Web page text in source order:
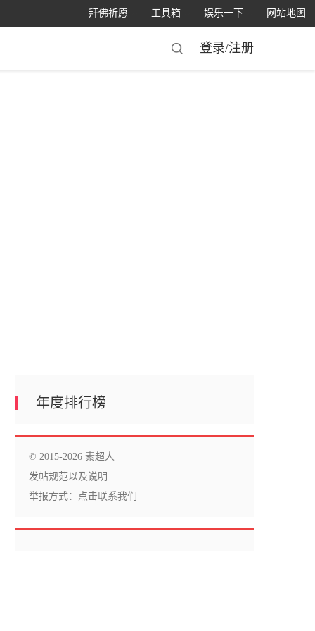
网站地图
娱乐一下
工具箱
拜佛祈愿
登录/注册
年度排行榜
© 2015-2026 素超人
发帖规范以及说明
举报方式： 点击联系我们